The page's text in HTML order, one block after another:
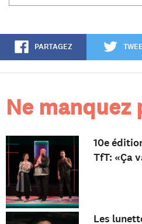
PARTAGEZ
Ne manquez
10e
TfT: «Ça
Les